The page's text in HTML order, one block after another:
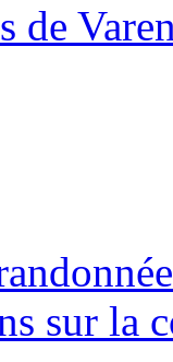
de
sur la